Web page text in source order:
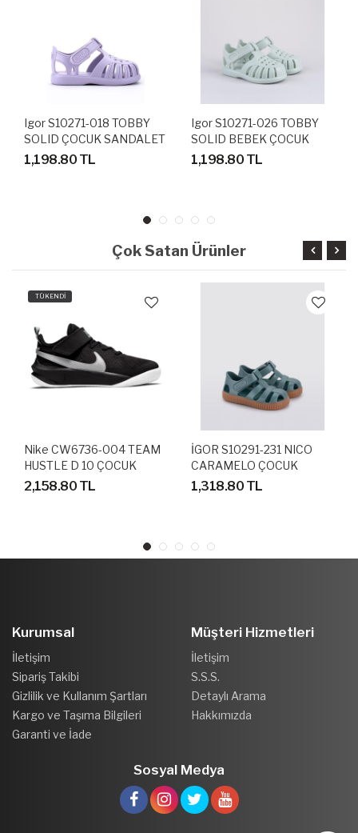
Igor S10271-018 TOBBY
SOLID ÇOCUK SANDALET
TERLİK
1,198.80 TL
Igor S10271-026 TOBBY
SOLID BEBEK ÇOCUK
SANDALET
1,198.80 TL
Çok Satan Ürünler
TÜKENDİ
Nike CW6736-004 TEAM
HUSTLE D 10 ÇOCUK
BASKETBOL AYAKKABI
2,158.80 TL
İGOR S10291-231 NICO
CARAMELO ÇOCUK
SANDALET TERLİK
1,318.80 TL
Kurumsal
İletişim
Sipariş Takibi
Gizlilik ve Kullanım Şartları
Kargo ve Taşıma Bilgileri
Garanti ve İade
Müşteri Hizmetleri
İletişim
S.S.S.
Detaylı Arama
Hakkımızda
Sosyal Medya